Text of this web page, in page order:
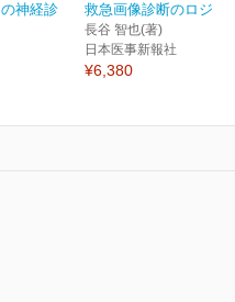
神経診 救急画像診断のロジック
長谷 智也(著)
日本医事新報社
¥6,380